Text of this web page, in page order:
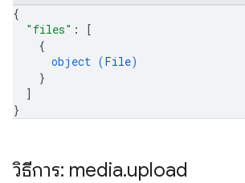
{
"files" :
[
{
object (File)
}
]
}
วิธีการ: media.upload